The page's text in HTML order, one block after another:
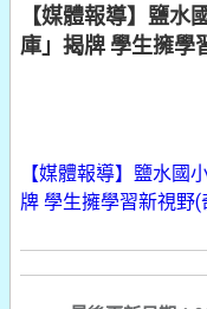
【媒體報導】鹽水
庫」揭牌 學生擁學
【媒體報導】鹽水國
牌 學生擁學習新視野